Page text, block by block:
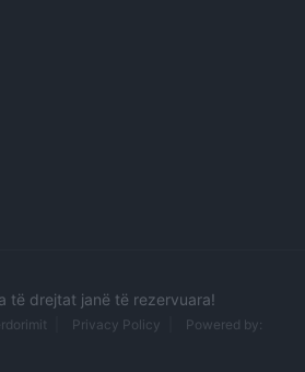
të drejtat janë të rezervuara!
Privacy Policy
Powered by: